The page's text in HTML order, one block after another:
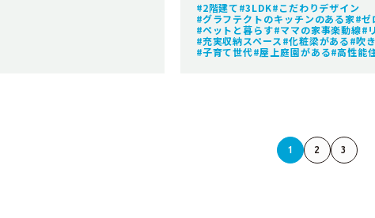
2階建て 3LDK
こだわりデザイン
グラフテクトのキッチンのある家 ゼ
ペットと暮らす ママの家事楽動線
充実収納スペース 化粧梁がある
吹
子育て世代 屋上庭園がある 高性能
1 2 3